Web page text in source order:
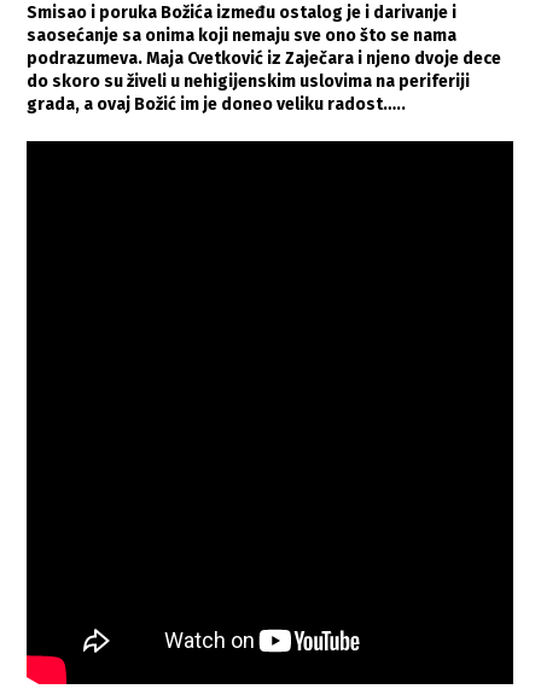
Smisao i poruka Božića između ostalog je i darivanje i
saosećanje sa onima koji nemaju sve ono što se nama
podrazumeva. Maja Cvetković iz Zaječara i njeno dvoje dece
do skoro su živeli u nehigijenskim uslovima na periferiji
grada, a ovaj Božić im je doneo veliku radost…..